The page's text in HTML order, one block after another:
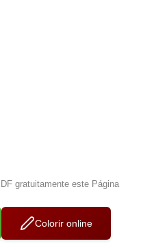
gratuitamente este Página
Colorir online